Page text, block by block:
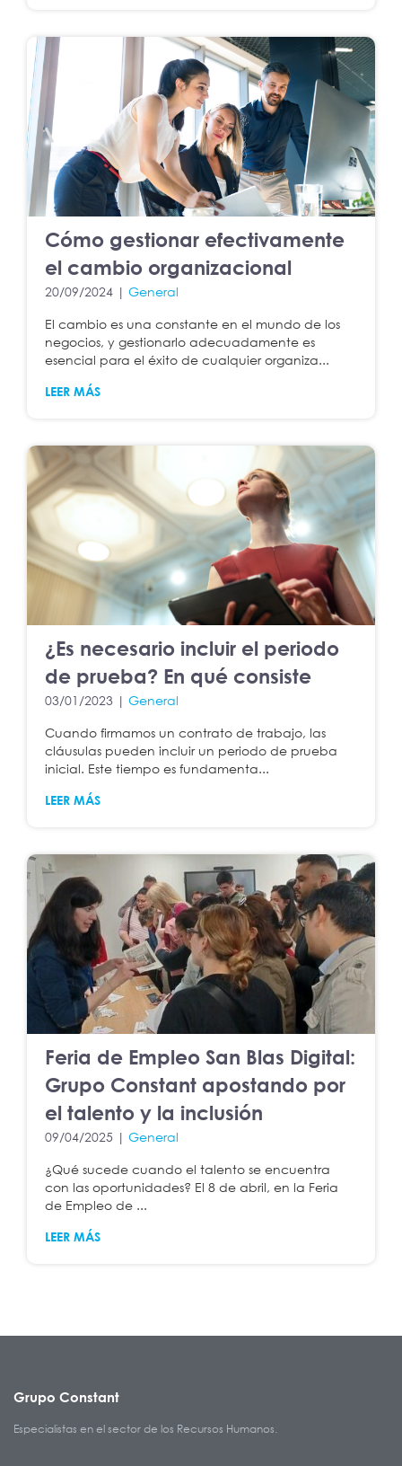
Cómo gestionar efectivamente
el cambio organizacional
20/09/2024 | General
El cambio es una constante en el mundo de los
negocios, y gestionarlo adecuadamente es
esencial para el éxito de cualquier organiza...
LEER MÁS
¿Es necesario incluir el periodo
de prueba? En qué consiste
03/01/2023 | General
Cuando firmamos un contrato de trabajo, las
cláusulas pueden incluir un periodo de prueba
inicial. Este tiempo es fundamenta...
LEER MÁS
Feria de Empleo San Blas Digital:
Grupo Constant apostando por
el talento y la inclusión
09/04/2025 | General
¿Qué sucede cuando el talento se encuentra
con las oportunidades? El 8 de abril, en la Feria
de Empleo de ...
LEER MÁS
Grupo Constant
Especialistas en el sector de los Recursos Humanos.